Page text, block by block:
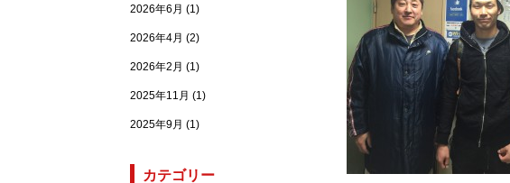
2026年6月 (1)
2026年4月 (2)
2026年2月 (1)
2025年11月 (1)
2025年9月 (1)
カテゴリー